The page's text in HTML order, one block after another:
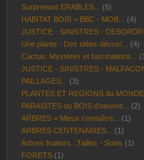
Surprenant ERABLES...
(5)
HABITAT BOIS = BBC - MOB...
(4)
JUSTICE - SINISTRES -
Une plante - Des idées décos!...
(4)
Cactus: Mystères et fascinations...
JUSTICE - SINISTRES -
PAILLAGES...
(3)
PLANTES ET REGIONS du
PARASITES du BOIS d'oeuvre...
(2)
ARBRES = Mieux connaître...
(1)
ARBRES CENTENAIRES...
(1)
Arbres fruitiers...Tailles - Soins (1)
FORETS (1)